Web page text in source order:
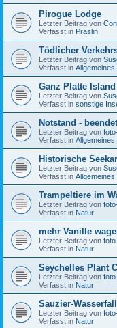
Pirogue Lodge
Letzter Beitrag von
Verfasst in Praslin
Tödlicher
Letzter Beitrag von
Verfasst in Allgemeines
Ganz Platte
Letzter Beitrag von
Verfasst in sonstige
Notstand - beendet
Letzter Beitrag von
Verfasst in Allgemeines
Historische
Letzter Beitrag von
Verfasst in Allgemeines
Trampeltiere im
Letzter Beitrag von
Verfasst in Natur
mehr Vanille
Letzter Beitrag von
Verfasst in Natur
Seychelles Plant
Letzter Beitrag von
Verfasst in Natur
Sauzier-Wasserfall
Letzter Beitrag von
Verfasst in Natur